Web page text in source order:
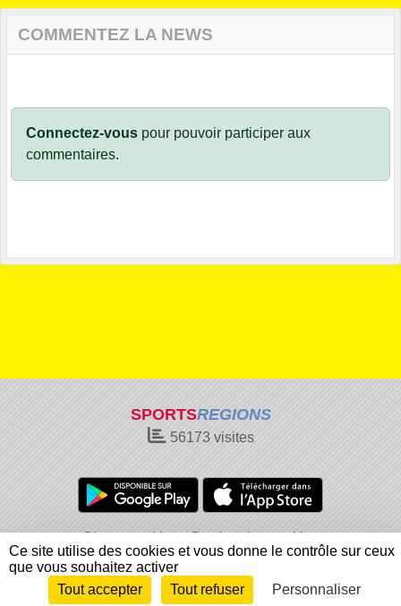
COMMENTEZ LA NEWS
Connectez-vous pour pouvoir participer aux
commentaires.
SPORTSREGIONS
56173visites
Charte cookies
Gestion des cookies
Informations légales
Signaler un contenu inapproprié
Envie de participer ? Connexion
Ce site utilise des cookies et vous donne le contrôle sur ceux
que vous souhaitez activer
Tout accepter
Tout refuser Personnaliser